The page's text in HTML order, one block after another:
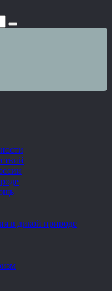
в дикой природе